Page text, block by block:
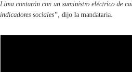
Lima contarán con un suministro eléctrico de
indicadores sociales”, dijo la mandataria.